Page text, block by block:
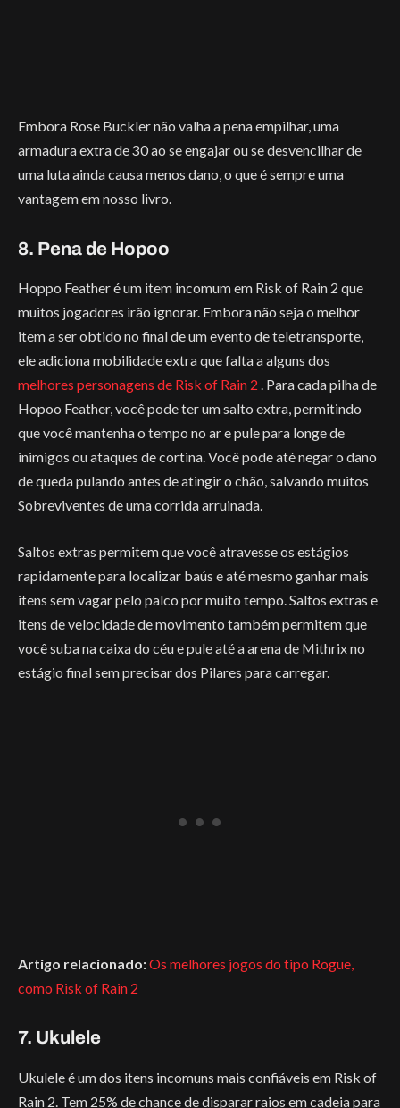
Embora Rose Buckler não valha a pena empilhar, uma
armadura extra de 30 ao se engajar ou se desvencilhar de
uma luta ainda causa menos dano, o que é sempre uma
vantagem em nosso livro.
8. Pena de Hopoo
Hoppo Feather é um item incomum em Risk of Rain 2 que
muitos jogadores irão ignorar. Embora não seja o melhor
item a ser obtido no final de um evento de teletransporte,
ele adiciona mobilidade extra que falta a alguns dos
melhores personagens de Risk of Rain 2 . Para cada pilha de
Hopoo Feather, você pode ter um salto extra, permitindo
que você mantenha o tempo no ar e pule para longe de
inimigos ou ataques de cortina. Você pode até negar o dano
de queda pulando antes de atingir o chão, salvando muitos
Sobreviventes de uma corrida arruinada.
Saltos extras permitem que você atravesse os estágios
rapidamente para localizar baús e até mesmo ganhar mais
itens sem vagar pelo palco por muito tempo. Saltos extras e
itens de velocidade de movimento também permitem que
você suba na caixa do céu e pule até a arena de Mithrix no
estágio final sem precisar dos Pilares para carregar.
Artigo relacionado:Os melhores jogos do tipo Rogue,
como Risk of Rain 2
7. Ukulele
Ukulele é um dos itens incomuns mais confiáveis em Risk of
Rain 2. Tem 25% de chance de disparar raios em cadeia para